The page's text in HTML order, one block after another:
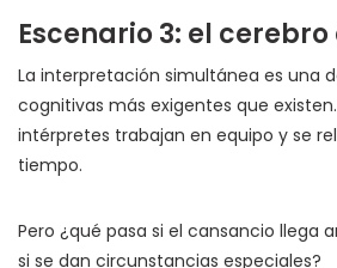
Escenario 3: el
La interpretación simultánea es una
cognitivas más exigentes que existen.
intérpretes trabajan en equipo y se
tiempo.
Pero ¿qué pasa si el cansancio llega
si se dan circunstancias especiales?